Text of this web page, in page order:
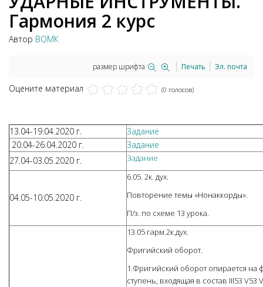
Гармония 2 курс
Автор ВОМК
размер шрифта Печать Эл. почта
Оцените материал (0 голосов)
13.04-19.04.2020 г.
Задание
20.04-26.04.2020 г.
Задание
27.04-03.05.2020 г.
Задание
04.05-10.05.2020 г.
6.05. 2к. дух.
Повторение темы «Нонаккорды».
П/з. по схеме 13 урока.
13.05 гарм.2к.дух.
Фригийский оборот.
1.Фригийский оборот опирается на
ступень, входящая в состав III53 V53